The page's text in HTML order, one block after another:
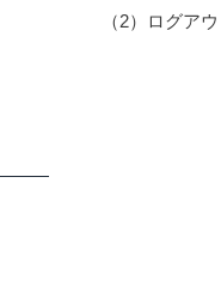
（2）
ログア